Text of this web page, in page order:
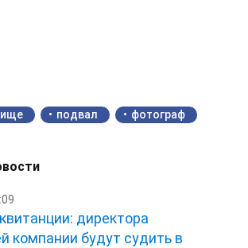
подвал
фотограф
директора
компании будут судить в